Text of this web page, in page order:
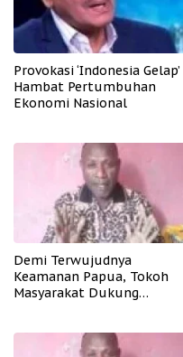
Provokasi ‘Indonesia Gelap’
Hambat Pertumbuhan
Ekonomi Nasional
Demi Terwujudnya
Keamanan Papua, Tokoh
Masyarakat Dukung